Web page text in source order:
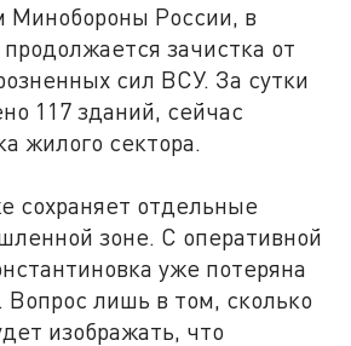
Минобороны России, в
зачистка от
сил ВСУ. За сутки
117 зданий, сейчас
жилого сектора.
сохраняет отдельные
зоне. С оперативной
уже потеряна
Вопрос лишь в том, сколько
изображать, что